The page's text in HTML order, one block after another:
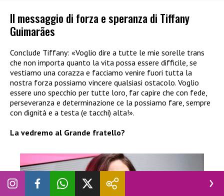
Il messaggio di forza e speranza di Tiffany
Guimarães
Conclude Tiffany: «Voglio dire a tutte le mie sorelle trans
che non importa quanto la vita possa essere difficile, se
vestiamo una corazza e facciamo venire fuori tutta la
nostra forza possiamo vincere qualsiasi ostacolo. Voglio
essere uno specchio per tutte loro, far capire che con fede,
perseveranza e determinazione ce la possiamo fare, sempre
con dignità e a testa (e tacchi) alta!».
La vedremo al Grande fratello?